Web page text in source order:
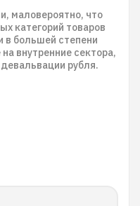
маловероятно, что
категорий товаров
в большей степени
внутренние сектора,
рубля.